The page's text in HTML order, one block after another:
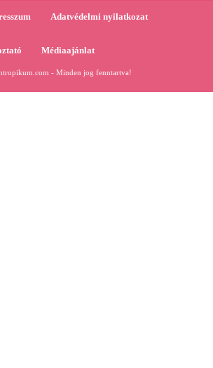
Adatvédelmi nyilatkozat
Médiaajánlat
- Minden jog fenntartva!